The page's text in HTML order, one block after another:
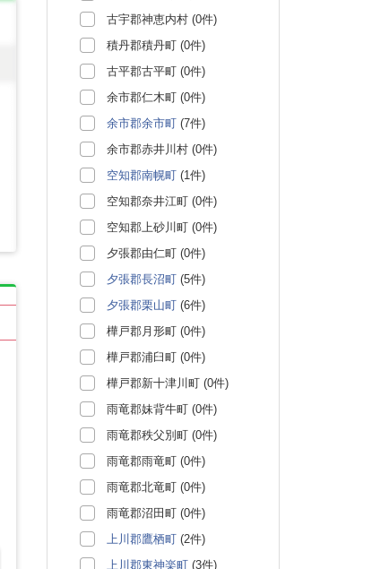
古宇郡神恵内村 (0件)
積丹郡積丹町 (0件)
古平郡古平町 (0件)
余市郡仁木町 (0件)
余市郡余市町 (7件)
余市郡赤井川村 (0件)
空知郡南幌町 (1件)
空知郡奈井江町 (0件)
空知郡上砂川町 (0件)
夕張郡由仁町 (0件)
夕張郡長沼町 (5件)
夕張郡栗山町 (6件)
樺戸郡月形町 (0件)
樺戸郡浦臼町 (0件)
樺戸郡新十津川町 (0件)
雨竜郡妹背牛町 (0件)
雨竜郡秩父別町 (0件)
雨竜郡雨竜町 (0件)
雨竜郡北竜町 (0件)
雨竜郡沼田町 (0件)
上川郡鷹栖町 (2件)
上川郡東神楽町 (3件)